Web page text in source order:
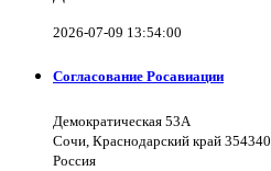
2026-07-09 13:54:00
Согласование Росавиации
Демократическая 53А
Сочи, Краснодарский край 354340
Россия